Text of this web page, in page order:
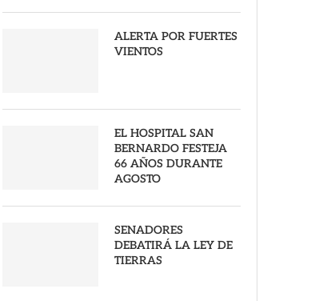
ALERTA POR FUERTES
VIENTOS
EL HOSPITAL SAN
BERNARDO FESTEJA
66 AÑOS DURANTE
AGOSTO
SENADORES
DEBATIRÁ LA LEY DE
TIERRAS